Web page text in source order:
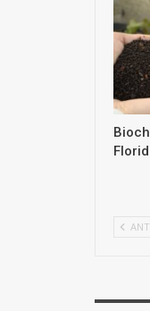
ANT